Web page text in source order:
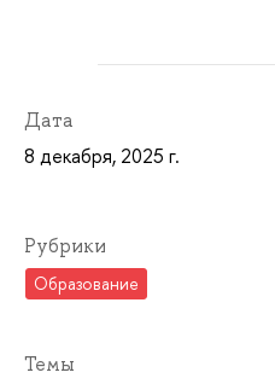
Дата
8 декабря, 2025 г.
Рубрики
Образование
Темы